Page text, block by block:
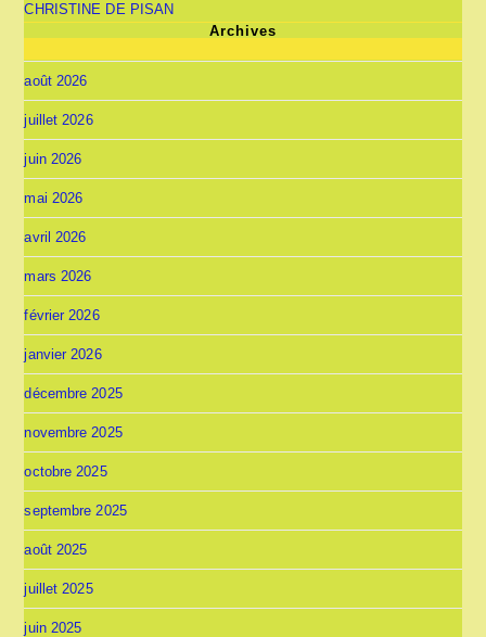
CHRISTINE DE PISAN
Archives
août 2026
juillet 2026
juin 2026
mai 2026
avril 2026
mars 2026
février 2026
janvier 2026
décembre 2025
novembre 2025
octobre 2025
septembre 2025
août 2025
juillet 2025
juin 2025